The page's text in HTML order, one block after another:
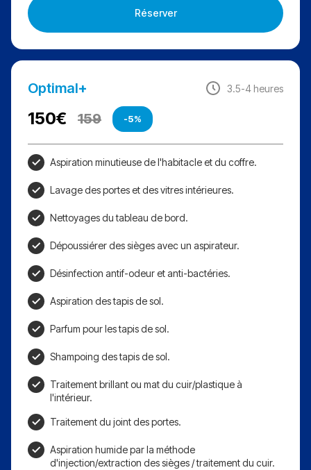
Réserver
150€ 159 -5%
Optimal+ 3.5-4 heures
Aspiration minutieuse de l'habitacle et du coffre.
Lavage des portes et des vitres intérieures.
Nettoyages du tableau de bord.
Dépoussiérer des sièges avec un aspirateur.
Désinfection antif-odeur et anti-bactéries.
Aspiration des tapis de sol.
Parfum pour les tapis de sol.
Shampoing des tapis de sol.
Traitement brillant ou mat du cuir/plastique à
l'intérieur.
Traitement du joint des portes.
Aspiration humide par la méthode
d'injection/extraction des sièges / traitement du cuir.